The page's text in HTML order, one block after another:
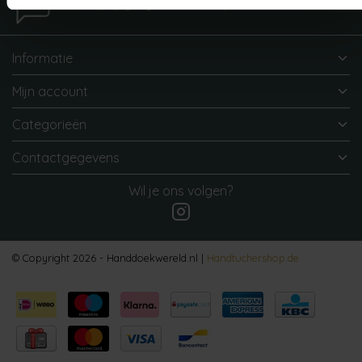
Informatie
Mijn account
Categorieën
Contactgegevens
Wil je ons volgen?
© Copyright 2026 - Handdoekwereld.nl | Handtuchershop.de